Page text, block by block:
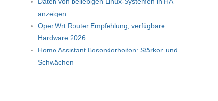
Daten von beliebigen Linux-Systemen in HA
anzeigen
OpenWrt Router Empfehlung, verfügbare
Hardware 2026
Home Assistant Besonderheiten: Stärken und
Schwächen